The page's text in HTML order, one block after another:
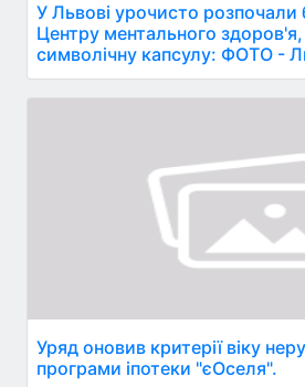
У Львові урочисто розпочали
Центру ментального
символічну капсулу: ФОТО -
Уряд оновив критерії віку
програми іпотеки "єОселя".